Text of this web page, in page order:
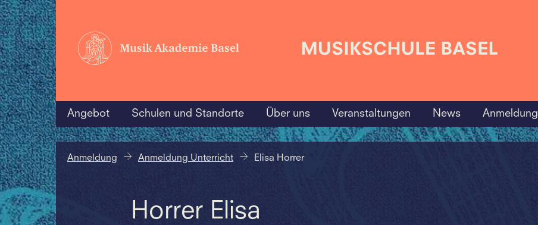
Angebot Schulen und Standorte Über uns Veranstaltungen News Anmeldung
Anmeldung Anmeldung Unterricht Elisa Horrer
Horrer Elisa